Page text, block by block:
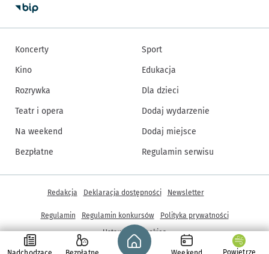
Strona główna - wroclaw.pl
Powietrze
Koncerty
Kino
Rozrywka
Teatr i opera
Na weekend
Bezpłatne
Sport
Edukacja
Dla dzieci
Dodaj wydarzenie
Dodaj miejsce
Regulamin serwisu
Inne informacje
Redakcja Deklaracja dostępności Newsletter
Regulamin Regulamin konkursów
Polityka prywatności
Ustawienia cookies